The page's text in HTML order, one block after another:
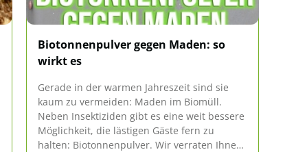
Biotonnenpulver gegen Maden: so
wirkt es
Gerade in der warmen Jahreszeit sind sie
kaum zu vermeiden: Maden im Biomüll.
Neben Insektiziden gibt es eine weit bessere
Möglichkeit, die lästigen Gäste fern zu
halten: Biotonnenpulver. Wir verraten Ihnen,